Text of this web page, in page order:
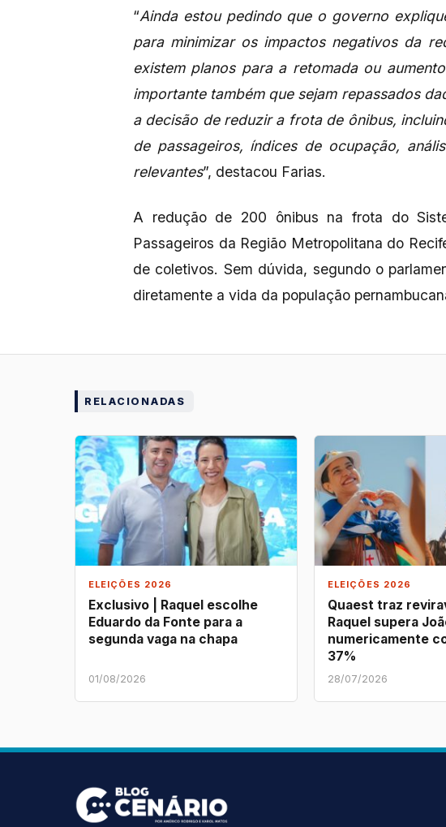
“Ainda estou pedindo que o governo
para minimizar os impactos negativos da
existem planos para a retomada ou
importante também que sejam repassados
a decisão de reduzir a frota de ônibus,
de passageiros, índices de ocupação,
relevantes”, destacou Farias.
A redução de 200 ônibus na frota do
Passageiros da Região Metropolitana do
de coletivos. Sem dúvida, segundo o
diretamente a vida da população
RELACIONADAS
ELEIÇÕES 2026
Exclusivo | Raquel escolhe
Eduardo da Fonte para a
segunda vaga na chapa
01/08/2026
ELEIÇÕES 2026
Quaest traz
Raquel supera
numericamente
37%
28/07/2026